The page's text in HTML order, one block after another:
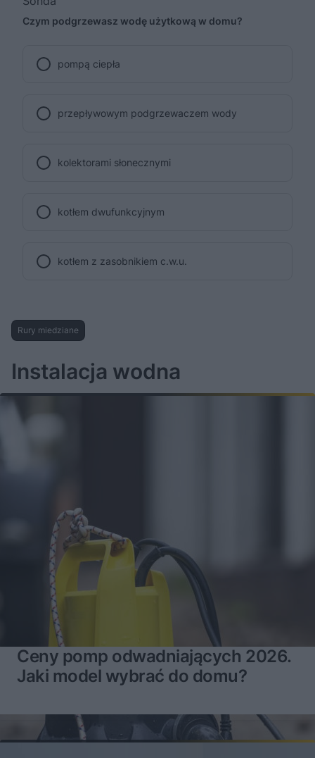
Czym podgrzewasz wodę użytkową w domu?
pompą ciepła
przepływowym podgrzewaczem wody
kolektorami słonecznymi
kotłem dwufunkcyjnym
kotłem z zasobnikiem c.w.u.
Rury miedziane
Instalacja wodna
Ceny pomp odwadniających 2026.
Jaki model wybrać do domu?